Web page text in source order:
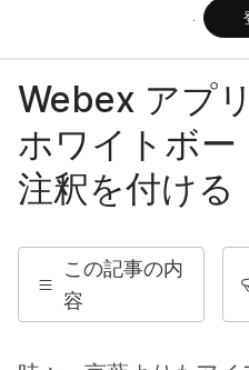
Webex アプ
ホワイトボー
注釈を付ける
この記事の内
容